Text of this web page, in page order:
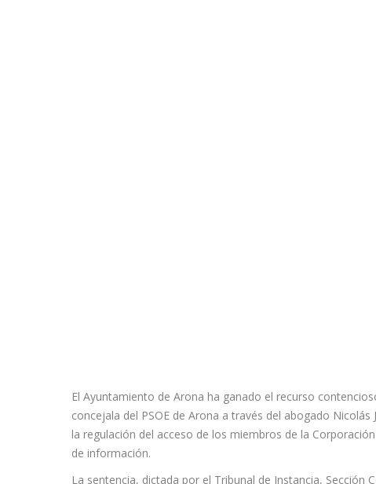
El Ayuntamiento de Arona ha ganado el recurso
concejala del PSOE de Arona a través del abogado
la regulación del acceso de los miembros de la
de información.
La sentencia, dictada por el Tribunal de Instancia,